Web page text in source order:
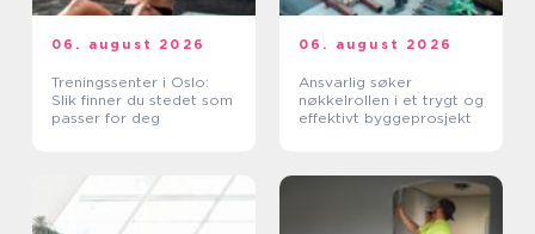
06. august 2026
Treningssenter i Oslo:
Slik finner du stedet som
passer for deg
06. august 2026
Ansvarlig søker
nøkkelrollen i et trygt og
effektivt byggeprosjekt